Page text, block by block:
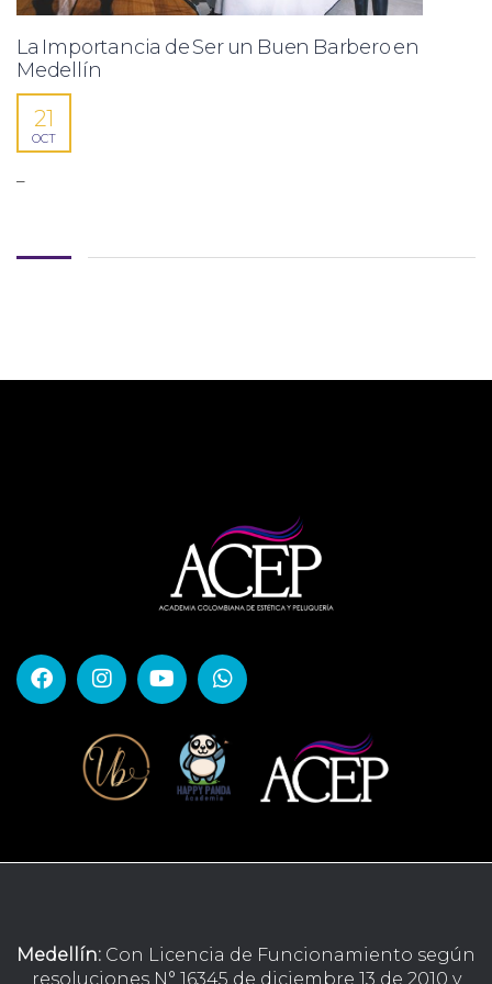
La Importancia de Ser un Buen Barbero en
Medellín
21
OCT
–
Medellín: Con Licencia de Funcionamiento según
resoluciones N° 16345 de diciembre 13 de 2010 y